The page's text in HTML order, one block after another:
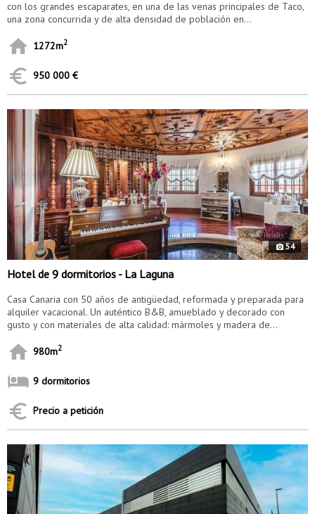
con los grandes escaparates, en una de las venas principales de Taco,
una zona concurrida y de alta densidad de población en...
1272m2
950 000 €
54
Hotel de 9 dormitorios - La Laguna
Casa Canaria con 50 años de antigüedad, reformada y preparada para
alquiler vacacional. Un auténtico B&B, amueblado y decorado con
gusto y con materiales de alta calidad: mármoles y madera de...
980m2
9 dormitorios
Precio a petición